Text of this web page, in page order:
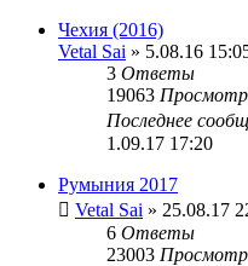
Чехия (2016)
Vetal Sai » 5.08.16
3 Ответы
19063
Последнее
1.09.17 17:20
Румыния 2017
Vetal Sai » 25.08.17
6 Ответы
23003